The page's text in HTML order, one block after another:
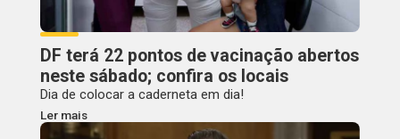
DF terá 22 pontos de vacinação abertos
neste sábado; confira os locais
Dia de colocar a caderneta em dia!
Ler mais